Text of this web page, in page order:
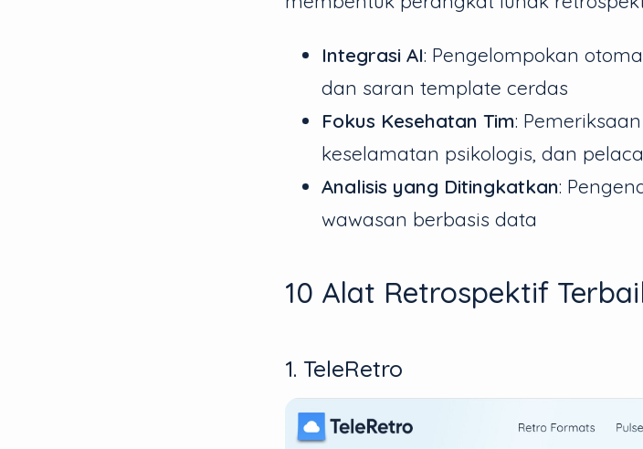
Integrasi AI: Pengelompokan
dan saran template cerdas
Fokus Kesehatan Tim:
keselamatan psikologis, dan
Analisis yang Ditingkatkan:
wawasan berbasis data
10 Alat Retrospektif
1. TeleRetro